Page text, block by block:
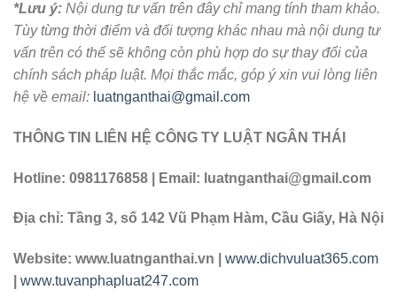
*Lưu ý: Nội dung tư vấn trên đây chỉ mang tính tham khảo.
Tùy từng thời điểm và đối tượng khác nhau mà nội dung tư
vấn trên có thể sẽ không còn phù hợp do sự thay đổi của
chính sách pháp luật. Mọi thắc mắc, góp ý xin vui lòng liên
hệ về email: luatnganthai@gmail.com
THÔNG TIN LIÊN HỆ CÔNG TY LUẬT NGÂN THÁI
Hotline: 0981176858 | Email: luatnganthai@gmail.com
Địa chỉ: Tầng 3, số 142 Vũ Phạm Hàm, Cầu Giấy, Hà Nội
Website: www.luatnganthai.vn | www.dichvuluat365.com
www.tuvanphapluat247.com